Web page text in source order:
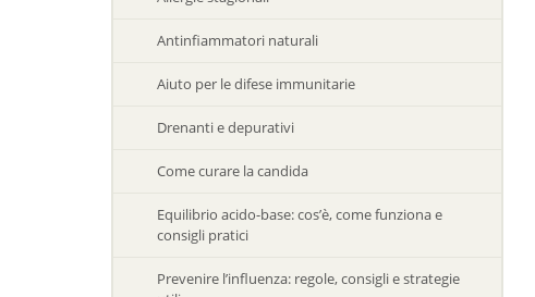
Antinfiammatori naturali
Aiuto per le difese immunitarie
Drenanti e depurativi
Come curare la candida
Equilibrio acido-base: cos’è, come funziona e
consigli pratici
Prevenire l’influenza: regole, consigli e strategie